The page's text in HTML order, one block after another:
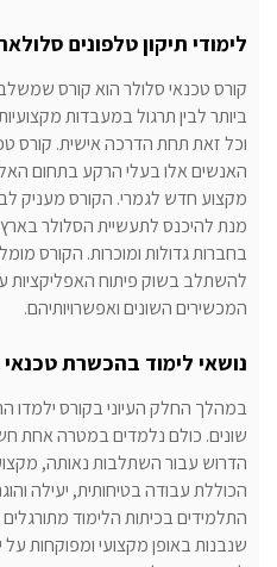
לימודי תיקון טלפונים
קורס טכנאי סלולר הוא קורס שמשלב
ביותר לבין תרגול במעבדות
וכל זאת תחת הדרכה אישית. קורס
האנשים אלו בעלי הרקע בתחום
מקצוע חדש לגמרי. הקורס מעניק
מנת להיכנס לתעשיית הסלולר בארץ
בחברות גדולות ומוכרות. הקורס
להשתלב בשוק פיתוח האפליקציות
המכשירים השונים ואפשרויותיהם.
נושאי לימוד בהכשרת
במהלך החלק העיוני בקורס ילמדו
שונים. כולם נלמדים במטרה אחת
הדרוש עבור השתלבות נאותה,
הכוללת עבודה בטיחותית, יעילה
התלמידים בכיתות הלימוד
שנבנות באופן מקצועי ומפוקחות על